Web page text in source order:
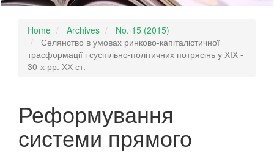
Home Archives
No. 15 (2015)
Селянство в умовах ринково-капіталістичної
трасформації і суспільно-політичних потрясінь у ХІХ -
30-х рр. ХХ ст.
Реформування
системи прямого